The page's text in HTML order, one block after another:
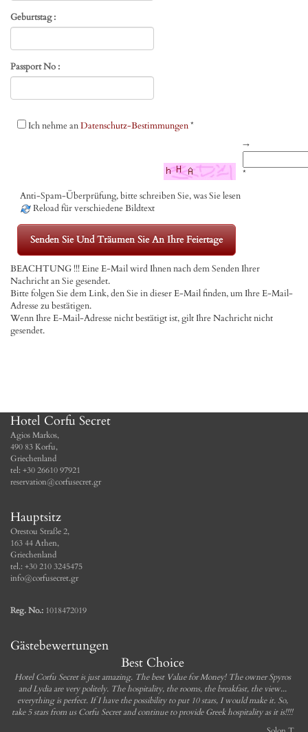
Geburtstag :
Passport No :
Ich nehme anDatenschutz-Bestimmungen*
→
*
Anti-Spam-Überprüfung, bitte schreiben Sie, was Sie lesen
Reload für verschiedene Bildtext
BEACHTUNG !!! Eine E-Mail wird Ihnen nach dem Senden Ihrer
Nachricht an Sie gesendet.
Bitte folgen Sie dem Link, den Sie in dieser E-Mail finden, um Ihre E-Mail-
Adresse zu bestätigen.
Wenn Ihre E-Mail-Adresse nicht bestätigt ist, gilt Ihre Nachricht nicht
gesendet.
Hotel Corfu Secret
Agios Markos,
490 83 Korfu,
Griechenland
tel: +30 26610 97921
reservation@corfusecret.gr
Hauptsitz
Orestou Straße 2,
163 44 Athen,
Griechenland
tel.: +30 210 3245475
info@corfusecret.gr
Reg. No.: 1018472019
Gästebewertungen
Best Choice
Hotel Corfu Secret is just amazing. The best Value for Money! The owner Spyros
and Lydia are very politely. The hospitality, the rooms, the breakfast, the view...
everything is perfect. If I have the possibility to put 10 stars, I would make it. So,
take 5 stars from us Corfu Secret and continue to provide Greek hospitality as it is!!!!